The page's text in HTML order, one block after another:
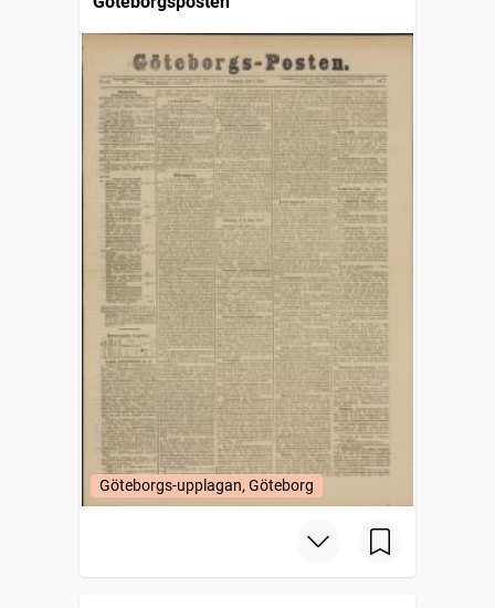
Göteborgs-upplagan, Göteborg